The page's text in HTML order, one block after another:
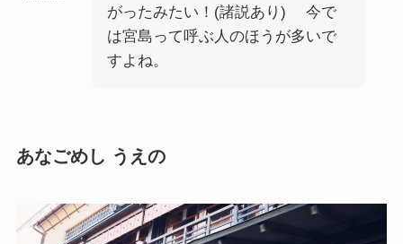
がったみたい！(諸説あり) 今で
は宮島って呼ぶ人のほうが多いで
すよね。
あなごめし うえの